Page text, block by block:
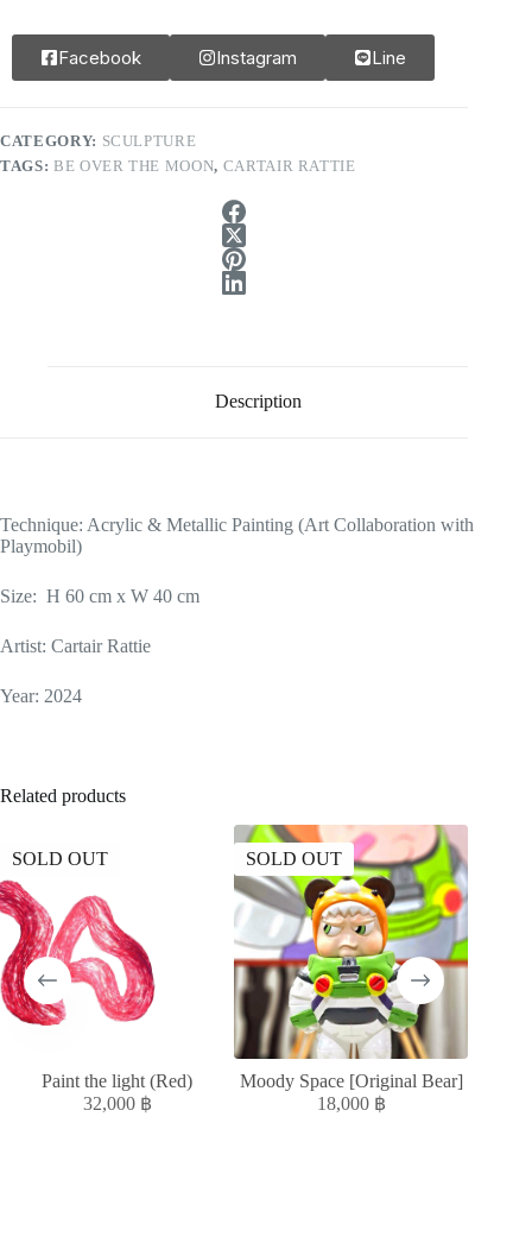
Facebook Instagram Line
CATEGORY: SCULPTURE
TAGS: BE OVER THE MOON, CARTAIR RATTIE
Description
Technique: Acrylic & Metallic Painting (Art Collaboration with
Playmobil)
Size: H 60 cm x W 40 cm
Artist: Cartair Rattie
Year: 2024
Related products
SOLD OUT
Paint the light (Red)
32,000 ฿
SOLD OUT
Moody Space [Original Bear]
18,000 ฿